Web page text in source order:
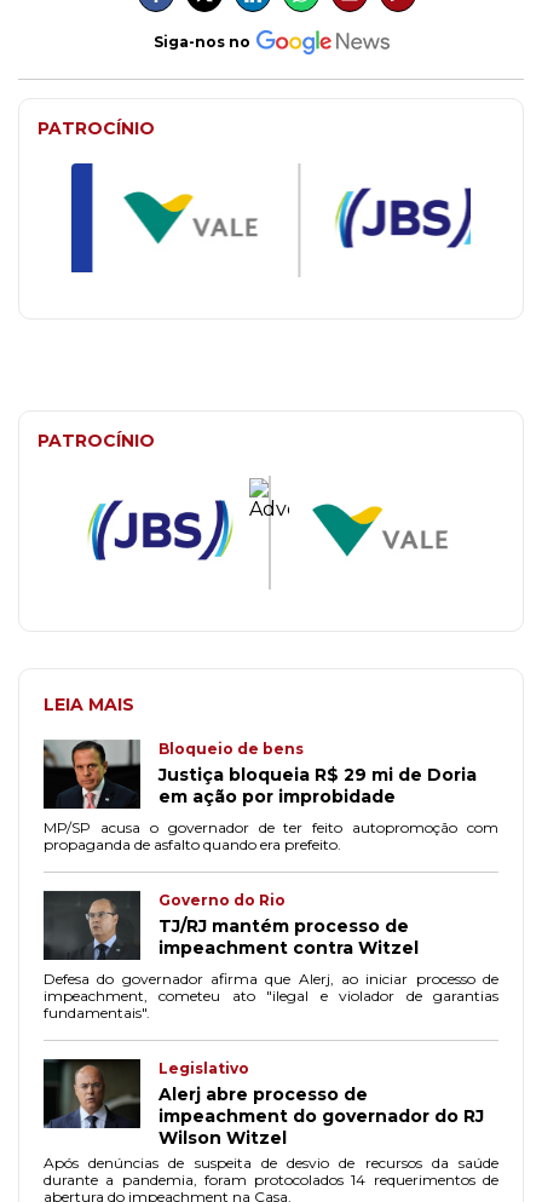
Siga-nos no
PATROCÍNIO
PATROCÍNIO
LEIA MAIS
Bloqueio de bens
Justiça bloqueia R$ 29 mi de Doria
em ação por improbidade
MP/SP acusa o governador de ter feito autopromoção com
propaganda de asfalto quando era prefeito.
Governo do Rio
TJ/RJ mantém processo de
impeachment contra Witzel
Defesa do governador afirma que Alerj, ao iniciar processo de
impeachment, cometeu ato "ilegal e violador de garantias
fundamentais".
Legislativo
Alerj abre processo de
impeachment do governador do RJ
Wilson Witzel
Após denúncias de suspeita de desvio de recursos da saúde
durante a pandemia, foram protocolados 14 requerimentos de
abertura do impeachment na Casa.